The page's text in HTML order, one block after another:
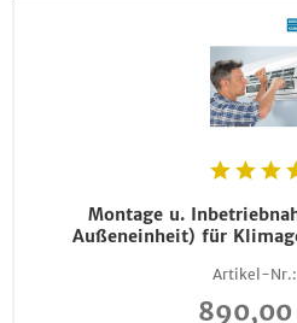
Montage u.
Außeneinheit) für
Artikel-Nr.: